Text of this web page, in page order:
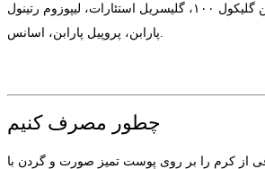
اتیلن گلیکول ۱۰۰، گلیسریل استئارات، لیپوزوم رتینول(ویتامین A)، متیل
پارابن، پروپیل پارابن، اسانس.
چطور مصرف کنیم
از کرم را بر روی پوست تمیز صورت و گردن با